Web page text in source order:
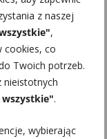
z naszej
,
cookies, co
Twoich potrzeb.
nieistotnych
wszystkie".
wybierając